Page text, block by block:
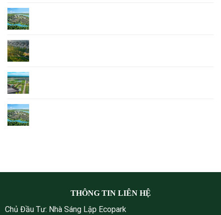
THÔNG TIN LIÊN HỆ
Chủ Đầu Tư: Nhà Sáng Lập Ecopark